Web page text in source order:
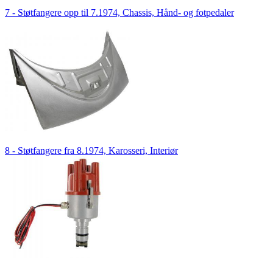
7 - Støtfangere opp til 7.1974, Chassis, Hånd- og fotpedaler
8 - Støtfangere fra 8.1974, Karosseri, Interiør